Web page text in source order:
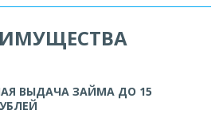
ВЫДАЧА ЗАЙМА ДО 15